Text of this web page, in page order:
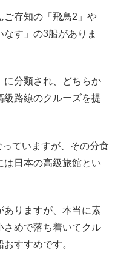
ご存知の「飛鳥2」や
なす」の3船がありま
に分類され、どちらか
級路線のクルーズを提
ていますが、その分食
日本の高級旅館とい
ありますが、本当に素
さめで落ち着いてクル
すすめです。